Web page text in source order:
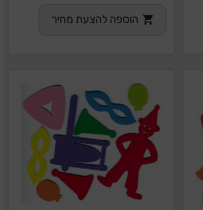
הוספה להצעת מחיר